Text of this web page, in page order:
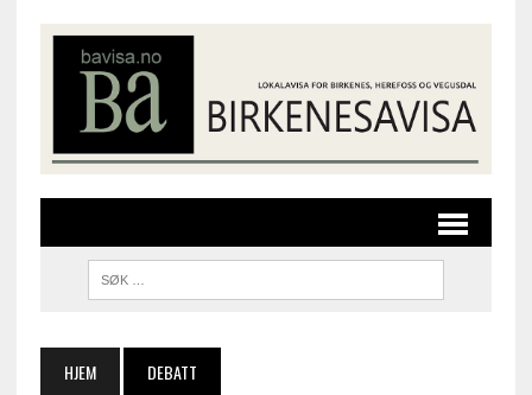
HJEM DEBATT